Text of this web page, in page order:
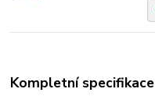
Kompletní specifikace